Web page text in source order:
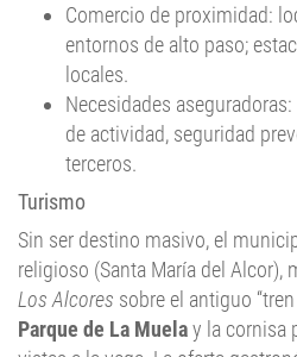
Comercio de proximidad:
entornos de alto paso;
locales.
Necesidades
de actividad, seguridad
terceros.
Turismo
Sin ser destino masivo, el
religioso (Santa María del Alcor),
Los Alcores sobre el antiguo
Parque de La Muelay la cornisa